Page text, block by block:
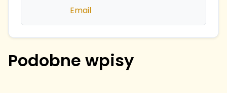
Email
Podobne wpisy